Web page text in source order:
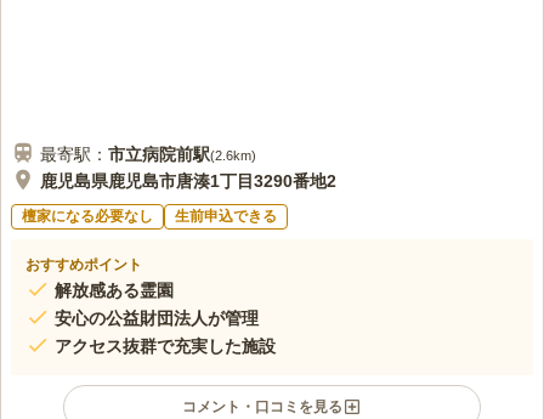
最寄駅： 市立病院前駅(2.6km)
鹿児島県鹿児島市唐湊1丁目3290番地2
檀家になる必要なし 生前申込できる
おすすめポイント
解放感ある霊園
安心の公益財団法人が管理
アクセス抜群で充実した施設
コメント・口コミを見る